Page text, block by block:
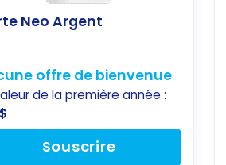
Neo Argent
offre de bienvenue
de la première année :
Souscrire